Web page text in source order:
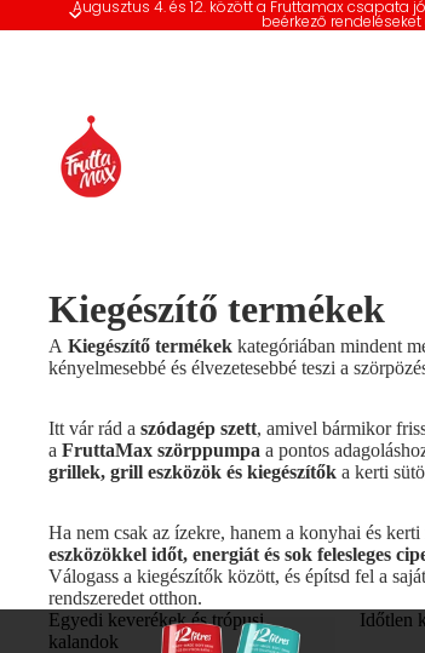
Augusztus 4. és 12. között a Fruttamax
beérkező
Kiegészítő termékek
A Kiegészítő termékek kategóriában mindent
kényelmesebbé és élvezetesebbé teszi a
Itt vár rád a szódagép szett, amivel bármikor
a FruttaMax szörppumpa a pontos
grillek, grill eszközök és kiegészítők a kerti
Ha nem csak az ízekre, hanem a konyhai és
eszközökkel időt, energiát és sok felesleges
Válogass a kiegészítők között, és építsd fel a
rendszeredet otthon.
Egyedi keverékek és trópusi
kalandok
Időtlen